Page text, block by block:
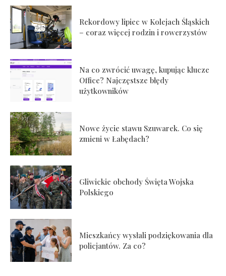
Rekordowy lipiec w Kolejach Śląskich
– coraz więcej rodzin i rowerzystów
Na co zwrócić uwagę, kupując klucze
Office? Najczęstsze błędy
użytkowników
Nowe życie stawu Szuwarek. Co się
zmieni w Łabędach?
Gliwickie obchody Święta Wojska
Polskiego
Mieszkańcy wysłali podziękowania dla
policjantów. Za co?